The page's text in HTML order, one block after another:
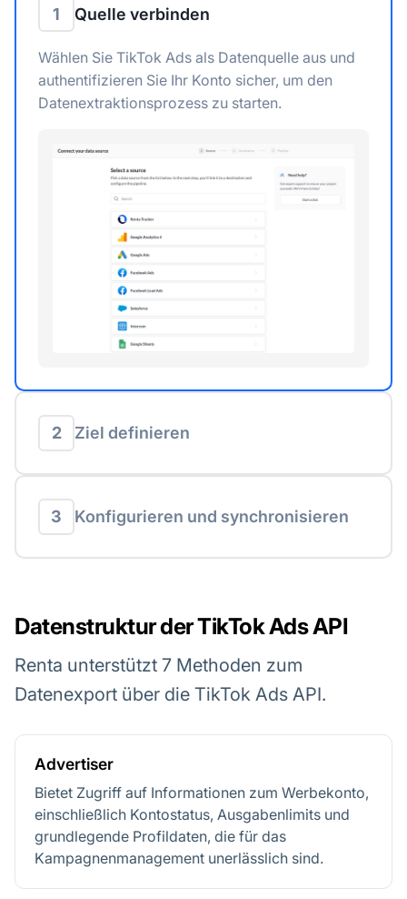
1 Quelle verbinden
Wählen Sie TikTok Ads als Datenquelle aus und
authentifizieren Sie Ihr Konto sicher, um den
Datenextraktionsprozess zu starten.
2 Ziel definieren
3 Konfigurieren und synchronisieren
Datenstruktur der TikTok Ads API
Renta unterstützt 7 Methoden zum
Datenexport über die TikTok Ads API.
Advertiser
Bietet Zugriff auf Informationen zum Werbekonto,
einschließlich Kontostatus, Ausgabenlimits und
grundlegende Profildaten, die für das
Kampagnenmanagement unerlässlich sind.